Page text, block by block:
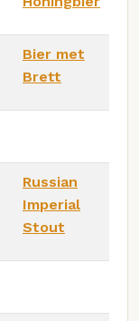
Bier met
Brett
Russian
Imperial
Stout